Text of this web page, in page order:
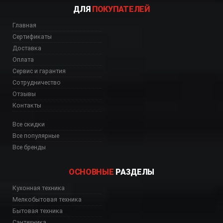
CHW60LX
ДЛЯ ПОКУПАТЕЛЕЙ
Главная
Сертификаты
Доставка
Оплата
Сервис и гарантия
Сотрудничество
Отзывы
Контакты
Все скидки
Все популярные
Все бренды
ОСНОВНЫЕ РАЗДЕЛЫ
Кухонная техника
Мелкобытовая техника
Бытовая техника